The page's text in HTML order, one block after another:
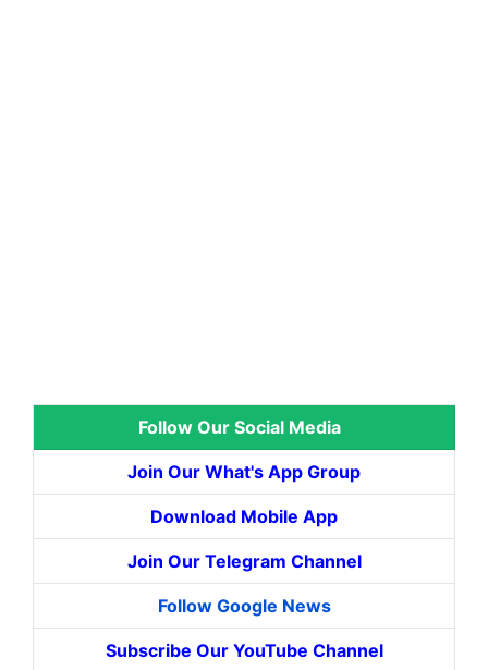
Follow Our Social Media
Join Our What's App Group
Download Mobile App
Join Our Telegram Channel
Follow Google News
Subscribe Our YouTube Channel